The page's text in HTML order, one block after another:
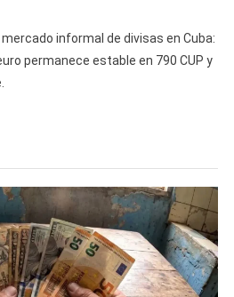
informal de divisas en Cuba:
permanece estable en 790 CUP y